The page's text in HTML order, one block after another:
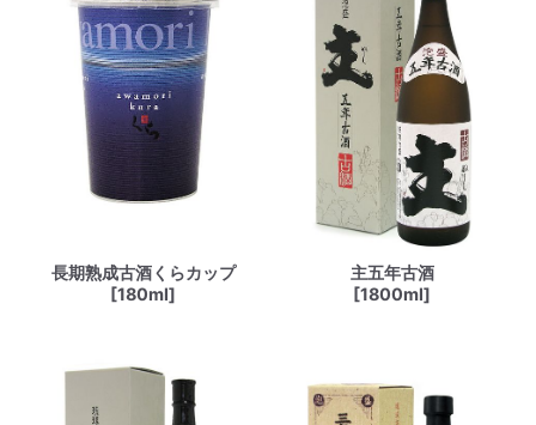
長期熟成古酒くらカップ
[180ml]
主五年古酒
[1800ml]